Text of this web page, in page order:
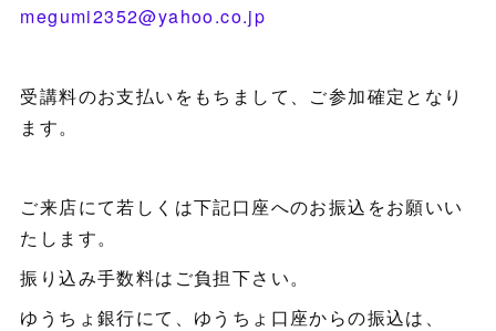
megumi2352@yahoo.co.jp
受講料のお支払いをもちまして、ご参加確定となり
ます。
ご来店にて若しくは下記口座へのお振込をお願いい
たします。
振り込み手数料はご負担下さい。
ゆうちょ銀行にて、ゆうちょ口座からの振込は、